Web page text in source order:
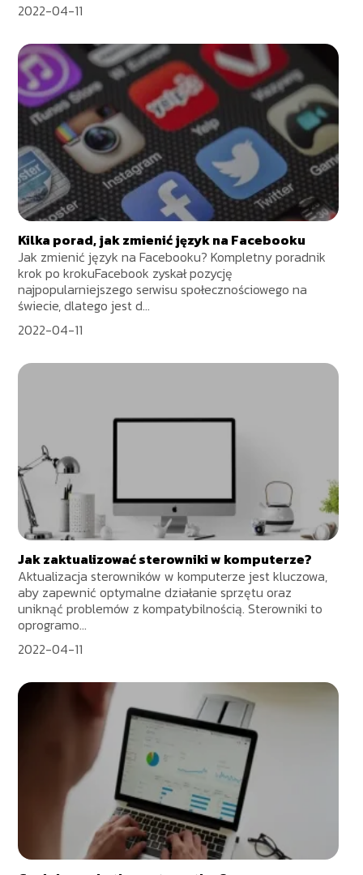
2022-04-11
Kilka porad, jak zmienić język na Facebooku
Jak zmienić język na Facebooku? Kompletny poradnik
krok po krokuFacebook zyskał pozycję
najpopularniejszego serwisu społecznościowego na
świecie, dlatego jest d...
2022-04-11
Jak zaktualizować sterowniki w komputerze?
Aktualizacja sterowników w komputerze jest kluczowa,
aby zapewnić optymalne działanie sprzętu oraz
uniknąć problemów z kompatybilnością. Sterowniki to
oprogramo...
2022-04-11